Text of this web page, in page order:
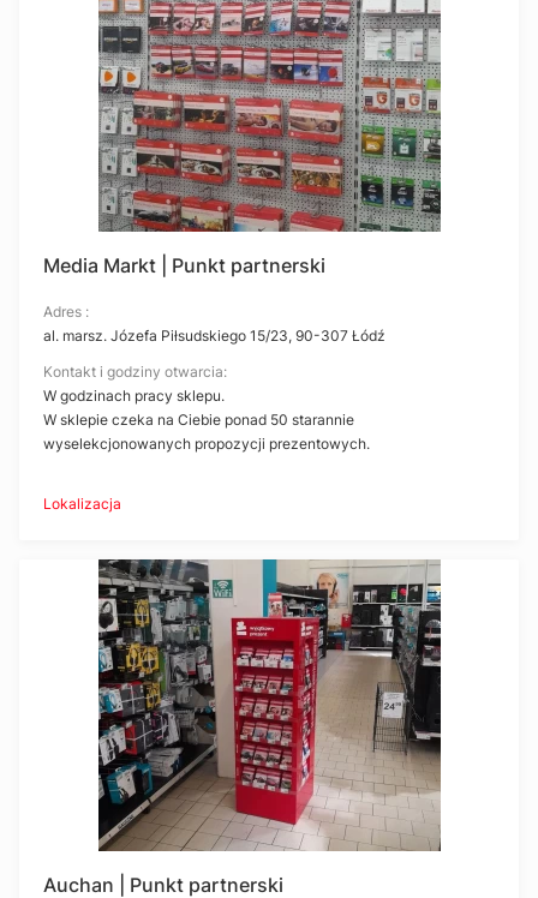
Media Markt | Punkt partnerski
Adres :
al. marsz. Józefa Piłsudskiego 15/23, 90-307 Łódź
Kontakt i godziny otwarcia:
W godzinach pracy sklepu.
W sklepie czeka na Ciebie ponad 50 starannie
wyselekcjonowanych propozycji prezentowych.
Lokalizacja
Auchan | Punkt partnerski